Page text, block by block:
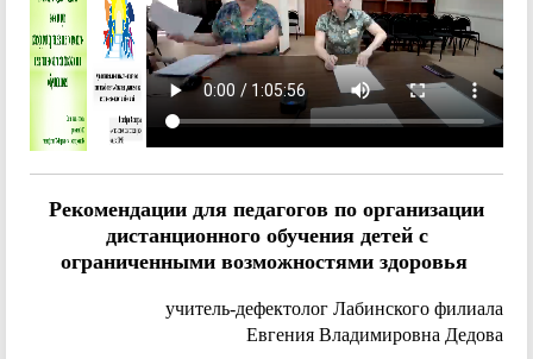
Рекомендации для педагогов по организации
дистанционного обучения детей с
ограниченными возможностями здоровья
учитель-дефектолог Лабинского филиала
Евгения Владимировна Дедова